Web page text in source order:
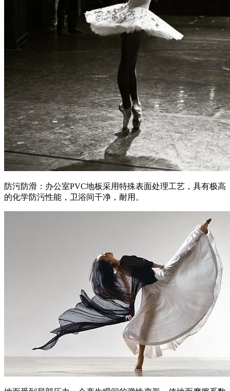
防污防滑：办公室PVC地板采用特殊表面处理工艺，具有极高
的化学防污性能，卫浴间干净，耐用。